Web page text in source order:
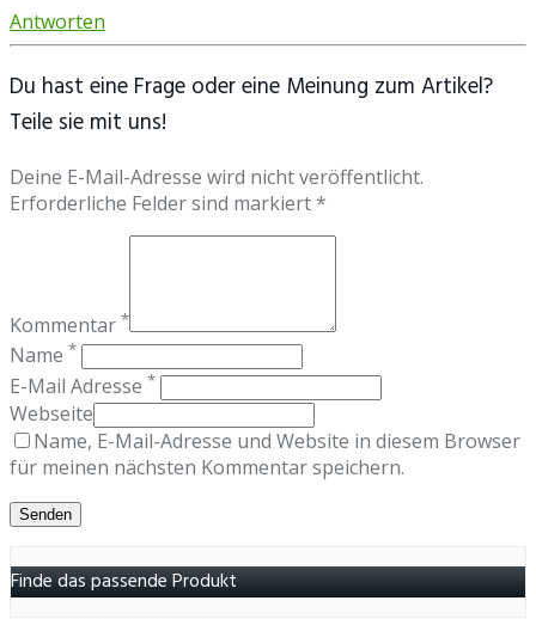
Antworten
Du hast eine Frage oder eine Meinung zum Artikel?
Teile sie mit uns!
Deine E-Mail-Adresse wird nicht veröffentlicht.
Erforderliche Felder sind markiert *
Kommentar *
Name *
E-Mail Adresse *
Webseite
Name, E-Mail-Adresse und Website in diesem Browser
für meinen nächsten Kommentar speichern.
Finde das passende Produkt